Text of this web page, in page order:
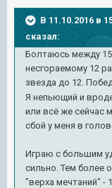
В 11.10.2016 в
сказал:
Болтаюсь между 15
несгораемому 12
звезда до 12.
Я непьющий и
или всё же сейчас
сбой у меня в
Играю с большим
сильно. Тем более
"верха мечтаний" -